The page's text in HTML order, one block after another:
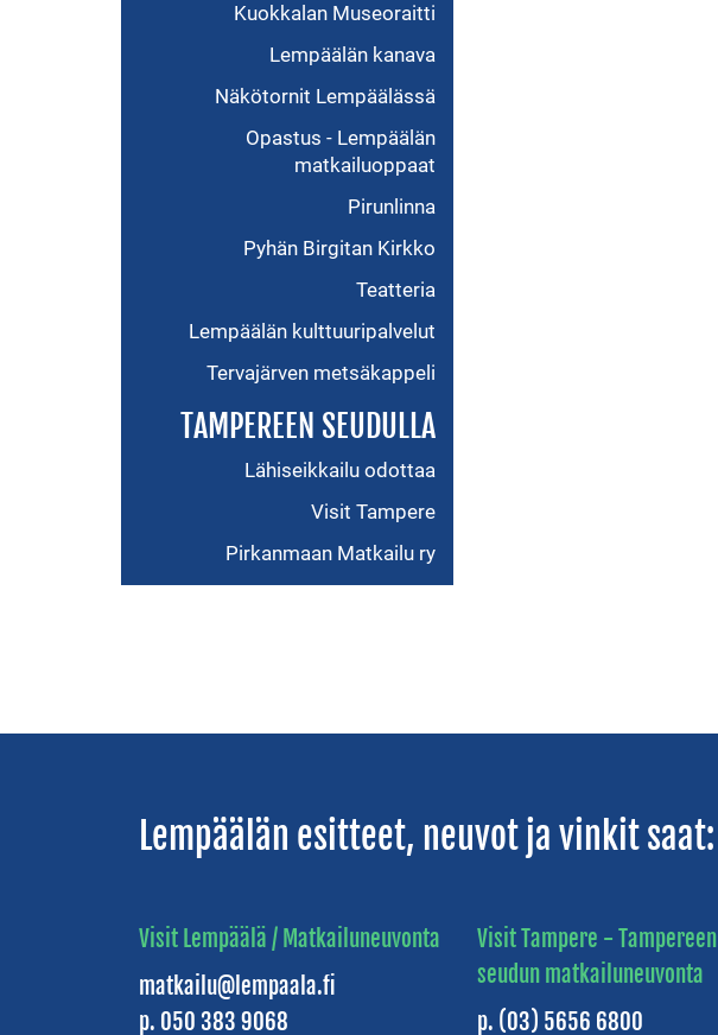
Kuokkalan Museoraitti
Lempäälän kanava
Näkötornit Lempäälässä
Opastus - Lempäälän
matkailuoppaat
Pirunlinna
Pyhän Birgitan Kirkko
Teatteria
Lempäälän kulttuuripalvelut
Tervajärven metsäkappeli
TAMPEREEN SEUDULLA
Lähiseikkailu odottaa
Visit Tampere
Pirkanmaan Matkailu ry
Lempäälän esitteet, neuvot ja vinkit saat:
Visit Lempäälä / Matkailuneuvonta
matkailu@lempaala.fi
p. 050 383 9068
Visit Tampere - Tampereen
seudun matkailuneuvonta
p. (03) 5656 6800